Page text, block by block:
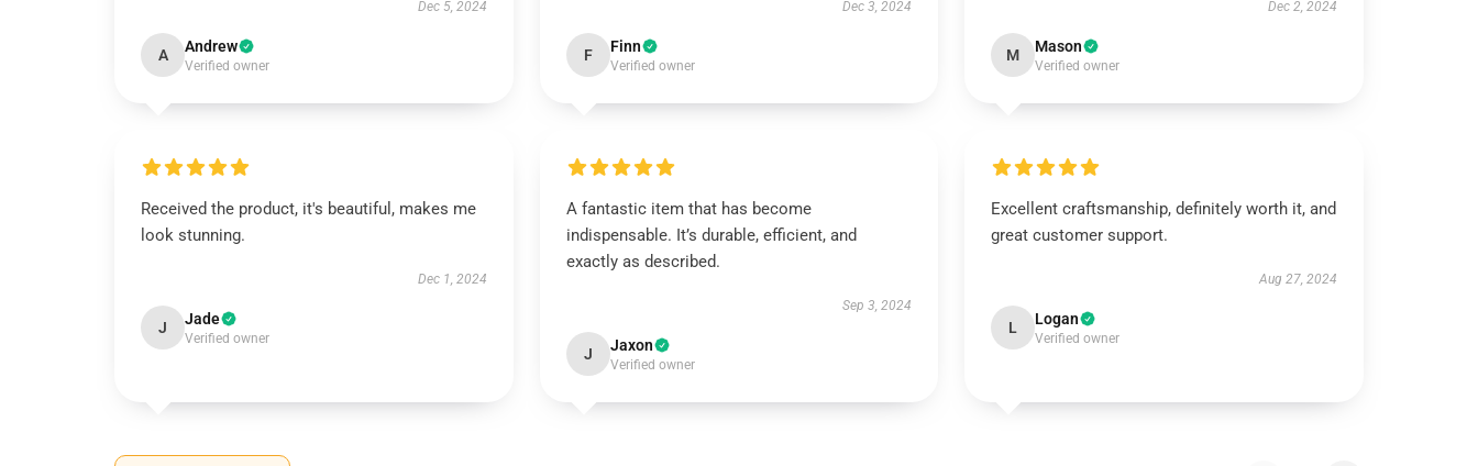
Dec 5, 2024
A Andrew
Verified owner
Dec 3, 2024
F Finn
Verified owner
Dec 2, 2024
M Mason
Verified owner
Received the product, it's beautiful, makes me
look stunning.
Dec 1, 2024
J Jade
Verified owner
A fantastic item that has become
indispensable. It’s durable, efficient, and
exactly as described.
Sep 3, 2024
J Jaxon
Verified owner
Excellent craftsmanship, definitely worth it, and
great customer support.
Aug 27, 2024
L Logan
Verified owner